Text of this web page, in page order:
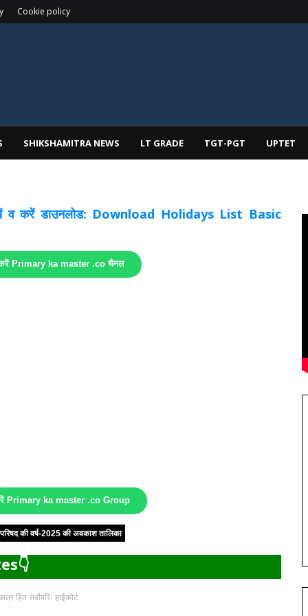
Cookie policy
SHIKSHAMITRA NEWS LT GRADE TGT-PGT UPTET
देखें व करें डाउनलोड: Download Holidays List Basic
Primary ka master .co चैनल
Primary ka master .co Group
परिषद की वर्ष-2025 की अवकाश तालिका
हित सर्वोपरिः हाईकोर्ट